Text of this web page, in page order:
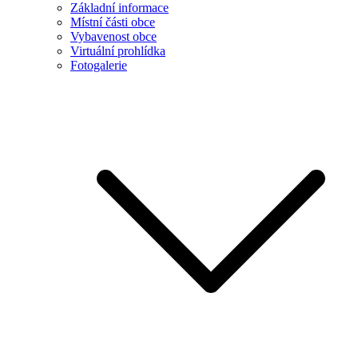
Základní informace
Místní části obce
Vybavenost obce
Virtuální prohlídka
Fotogalerie